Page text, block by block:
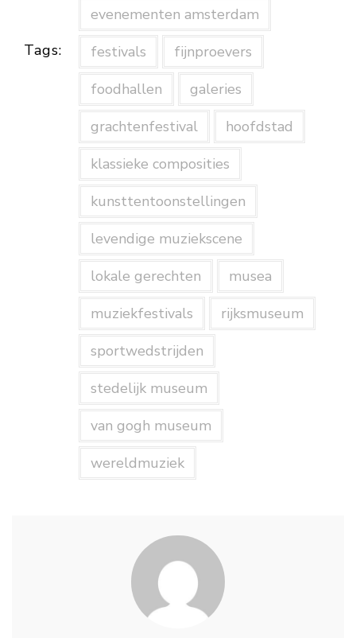
Tags:
evenementen amsterdam
festivals
fijnproevers
foodhallen
galeries
grachtenfestival
hoofdstad
klassieke composities
kunsttentoonstellingen
levendige muziekscene
lokale gerechten
musea
muziekfestivals
rijksmuseum
sportwedstrijden
stedelijk museum
van gogh museum
wereldmuziek